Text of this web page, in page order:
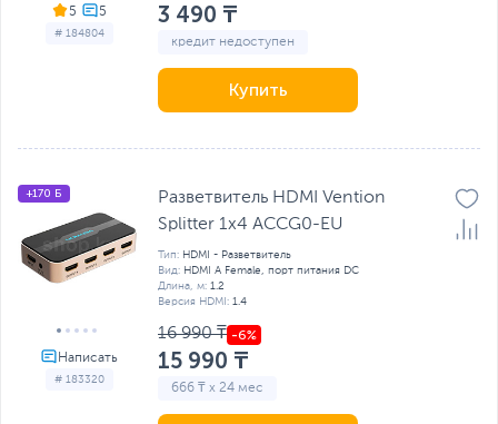
5
# 184804
3 490 ₸
кредит недоступен
Купить
# 183320
+170 Б
Разветвитель HDMI Vention
Splitter 1х4 ACCG0-EU
Тип: HDMI - Разветвитель
Вид: HDMI A Female, порт питания DC
Длина, м: 1.2
Версия HDMI: 1.4
16 990 ₸
15 990 ₸
666 ₸ x 24 мес